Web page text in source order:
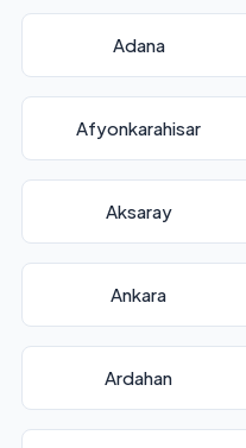
Adana
Afyonkarahisar
Aksaray
Ankara
Ardahan